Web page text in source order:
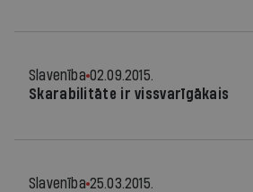
Slavenība 02.09.2015.
Skarabilitāte ir vissvarīgākais
Slavenība 25.03.2015.